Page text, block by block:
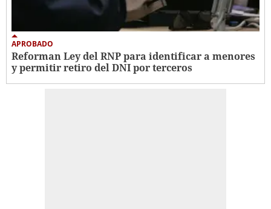
APROBADO
Reforman Ley del RNP para identificar a menores
y permitir retiro del DNI por terceros